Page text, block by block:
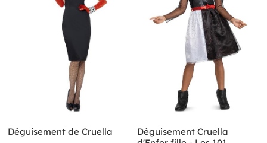
Déguisement de Cruella
Déguisement Cruella